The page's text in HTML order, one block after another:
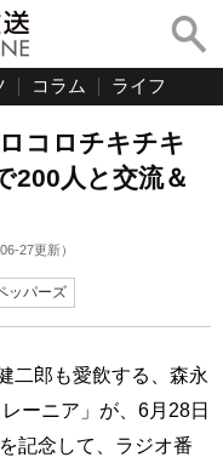
コラム ライフ
コロチキチキ
200人と交流＆
27更新）
ッパーズ
二郎も愛飲する、森永
ーニア」が、6月28日
記念して、ラジオ番